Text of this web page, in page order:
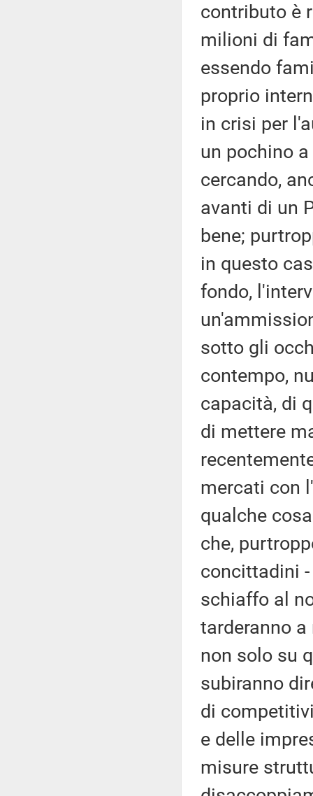
contributo è
milioni di
essendo
proprio
in crisi per
un pochino
cercando,
avanti di un
bene;
in questo
fondo,
sotto gli
contempo,
capacità, di
di mettere
mercati con
qualche
che,
concittadini
schiaffo al
tarderanno
non solo su
subiranno
di
e delle
misure